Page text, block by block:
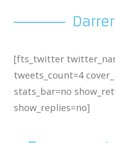
[fts_twitter
tweets_count=4
stats_bar=no
show_replies=no]